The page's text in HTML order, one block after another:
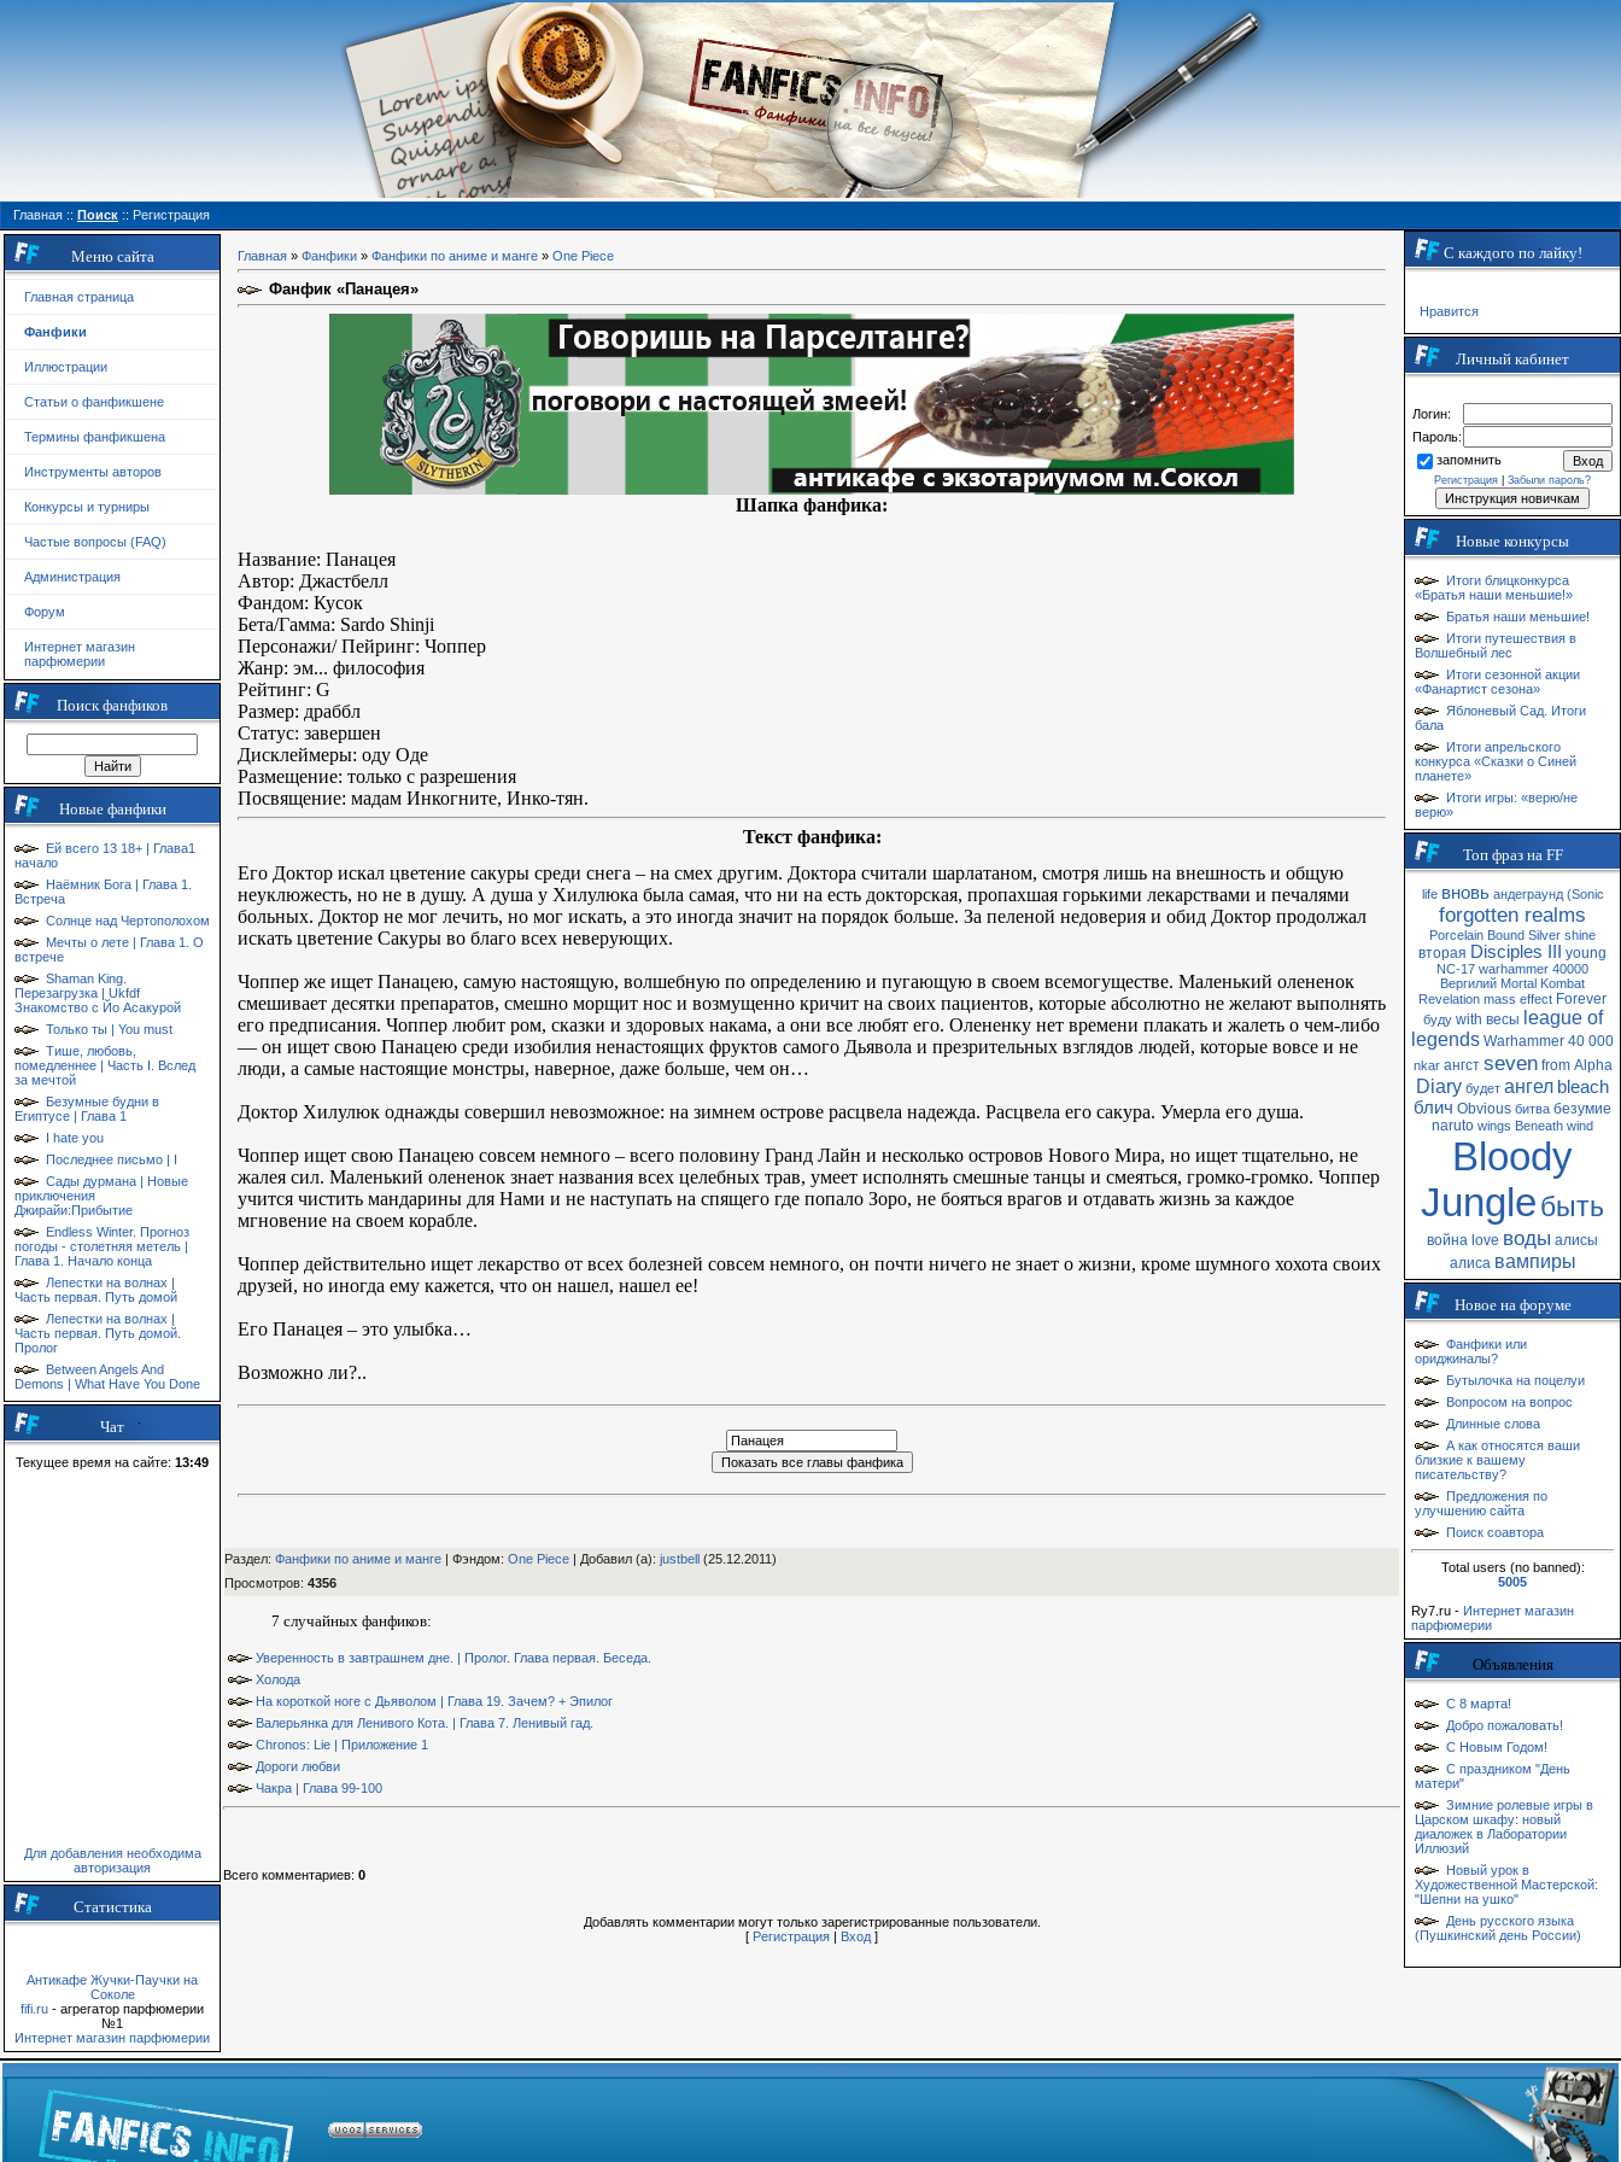
Главная :: Поиск :: Регистрация
Меню сайта
Главная страница
Фанфики
Иллюстрации
Статьи о фанфикшене
Термины фанфикшена
Инструменты авторов
Конкурсы и турниры
Частые вопросы (FAQ)
Администрация
Форум
Интернет магазин
парфюмерии
Поиск фанфиков
Новые фанфики
Ей всего 13 18+ | Глава1
начало
Наёмник Бога | Глава 1.
Встреча
Солнце над Чертополохом
Мечты о лете | Глава 1. О
встрече
Shaman King.
Перезагрузка | Ukfdf
Знакомство с Йо Асакурой
Только ты | You must
Тише, любовь,
помедленнее | Часть I. Вслед
за мечтой
Безумные будни в
Египтусе | Глава 1
I hate you
Последнее письмо | I
Сады дурмана | Новые
приключения
Джирайи:Прибытие
Endless Winter. Прогноз
погоды - столетняя метель |
Глава 1. Начало конца
Лепестки на волнах |
Часть первая. Путь домой
Лепестки на волнах |
Часть первая. Путь домой.
Пролог
Between Angels And
Demons | What Have You Done
Чат
Текущее время на сайте: 13:49
Для добавления необходима
авторизация
Статистика
Антикафе Жучки-Паучки на
Соколе
fifi.ru - агрегатор парфюмерии
№1
Интернет магазин парфюмерии
Главная » Фанфики » Фанфики по аниме и манге » One Piece
Фанфик «Панацея»
Шапка фанфика:
Название: Панацея
Автор: Джастбелл
Фандом: Кусок
Бета/Гамма: Sardo Shinji
Персонажи/ Пейринг: Чоппер
Жанр: эм... философия
Рейтинг: G
Размер: драббл
Статус: завершен
Дисклеймеры: оду Оде
Размещение: только с разрешения
Посвящение: мадам Инкогните, Инко-тян.
Текст фанфика:
Его Доктор искал цветение сакуры среди снега – на смех другим. Доктора считали шарлатаном, смотря лишь на внешность и общую
неуклюжесть, но не в душу. А душа у Хилулюка была самая, что ни на есть докторская, пропахшая горькими лекарствами и печалями
больных. Доктор не мог лечить, но мог искать, а это иногда значит на порядок больше. За пеленой недоверия и обид Доктор продолжал
искать цветение Сакуры во благо всех неверующих.
Чоппер же ищет Панацею, самую настоящую, волшебную по определению и пугающую в своем всемогуществе. Маленький олененок
смешивает десятки препаратов, смешно морщит нос и возмущенно кричит на своих пациентов, которые абсолютно не желают выполнять
его предписания. Чоппер любит ром, сказки и здоровых накама, а они все любят его. Олененку нет времени плакать и жалеть о чем-либо
— он ищет свою Панацею среди изобилия ненастоящих фруктов самого Дьявола и презрительных взглядов людей, которые вовсе и не
люди, а самые настоящие монстры, наверное, даже больше, чем он…
Доктор Хилулюк однажды совершил невозможное: на зимнем острове расцвела надежда. Расцвела его сакура. Умерла его душа.
Чоппер ищет свою Панацею совсем немного – всего половину Гранд Лайн и несколько островов Нового Мира, но ищет тщательно, не
жалея сил. Маленький олененок знает названия всех целебных трав, умеет исполнять смешные танцы и смеяться, громко-громко. Чоппер
учится чистить мандарины для Нами и не наступать на спящего где попало Зоро, не бояться врагов и отдавать жизнь за каждое
мгновение на своем корабле.
Чоппер действительно ищет лекарство от всех болезней совсем немного, он почти ничего не знает о жизни, кроме шумного хохота своих
друзей, но иногда ему кажется, что он нашел, нашел ее!
Его Панацея – это улыбка…
Возможно ли?..
Раздел: Фанфики по аниме и манге | Фэндом: One Piece | Добавил (а): justbell (25.12.2011)
Просмотров: 4356
7 случайных фанфиков:
Уверенность в завтрашнем дне. | Пролог. Глава первая. Беседа.
Холода
На короткой ноге с Дьяволом | Глава 19. Зачем? + Эпилог
Валерьянка для Ленивого Кота. | Глава 7. Ленивый гад.
Chronos: Lie | Приложение 1
Дороги любви
Чакра | Глава 99-100
Всего комментариев: 0
Добавлять комментарии могут только зарегистрированные пользователи.
[ Регистрация | Вход ]
С каждого по лайку!
Нравится
Личный кабинет
Логин:
Пароль:
запомнить
Регистрация Забыли пароль?
Новые конкурсы
Итоги блицконкурса
«Братья наши меньшие!»
Братья наши меньшие!
Итоги путешествия в
Волшебный лес
Итоги сезонной акции
«Фанартист сезона»
Яблоневый Сад. Итоги
бала
Итоги апрельского
конкурса «Сказки о Синей
планете»
Итоги игры: «верю/не
верю»
Топ фраз на FF
life вновь андеграунд (Sonic
forgotten realms
Porcelain Bound Silver shine
вторая Disciples III young
NC-17 warhammer 40000
Вергилий Mortal Kombat
Revelation mass effect Forever
буду with весы league of
legends Warhammer 40 000
nkar ангст seven from Alpha
Diary будет ангел bleach
блич Obvious битва безумие
naruto wings Beneath wind
Bloody
Jungleбыть
война love воды алисы
алиса вампиры
Новое на форуме
Фанфики или
ориджиналы?
Бутылочка на поцелуи
Вопросом на вопрос
Длинные слова
А как относятся ваши
близкие к вашему
писательству?
Предложения по
улучшению сайта
Поиск соавтора
Total users (no banned):
5005
Ry7.ru - Интернет магазин
парфюмерии
Объявления
С 8 марта!
Добро пожаловать!
С Новым Годом!
С праздником "День
матери"
Зимние ролевые игры в
Царском шкафу: новый
диаложек в Лаборатории
Иллюзий
Новый урок в
Художественной Мастерской:
"Шепни на ушко"
День русского языка
(Пушкинский день России)